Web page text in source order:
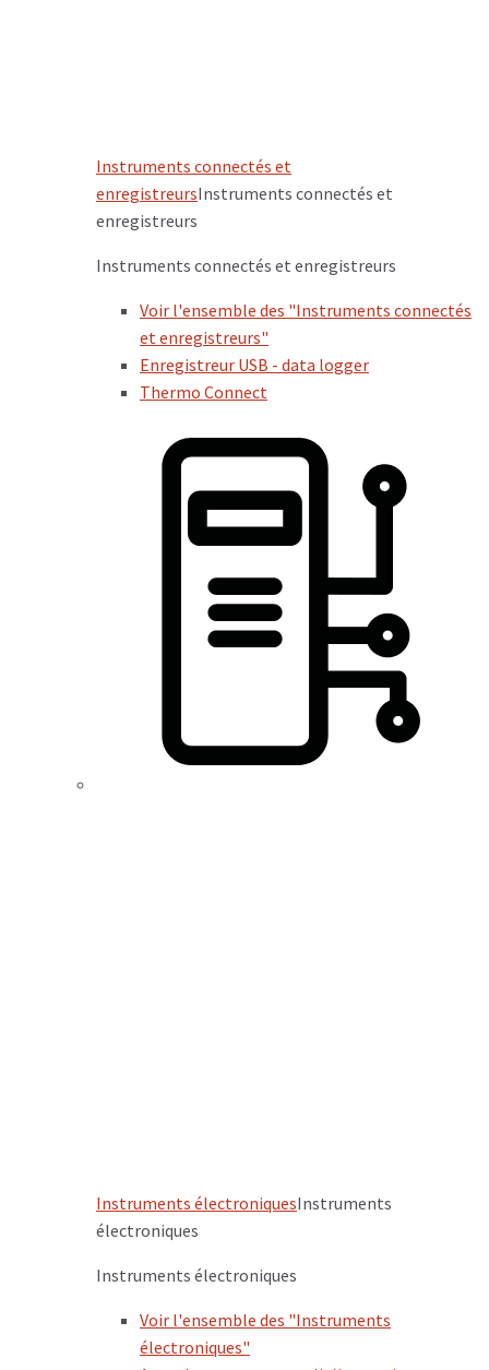
Instruments connectés et
enregistreursInstruments connectés et
enregistreurs
Instruments connectés et enregistreurs
Voir l'ensemble des "Instruments connectés
et enregistreurs"
Enregistreur USB - data logger
Thermo Connect
Instruments électroniquesInstruments
électroniques
Instruments électroniques
Voir l'ensemble des "Instruments
électroniques"